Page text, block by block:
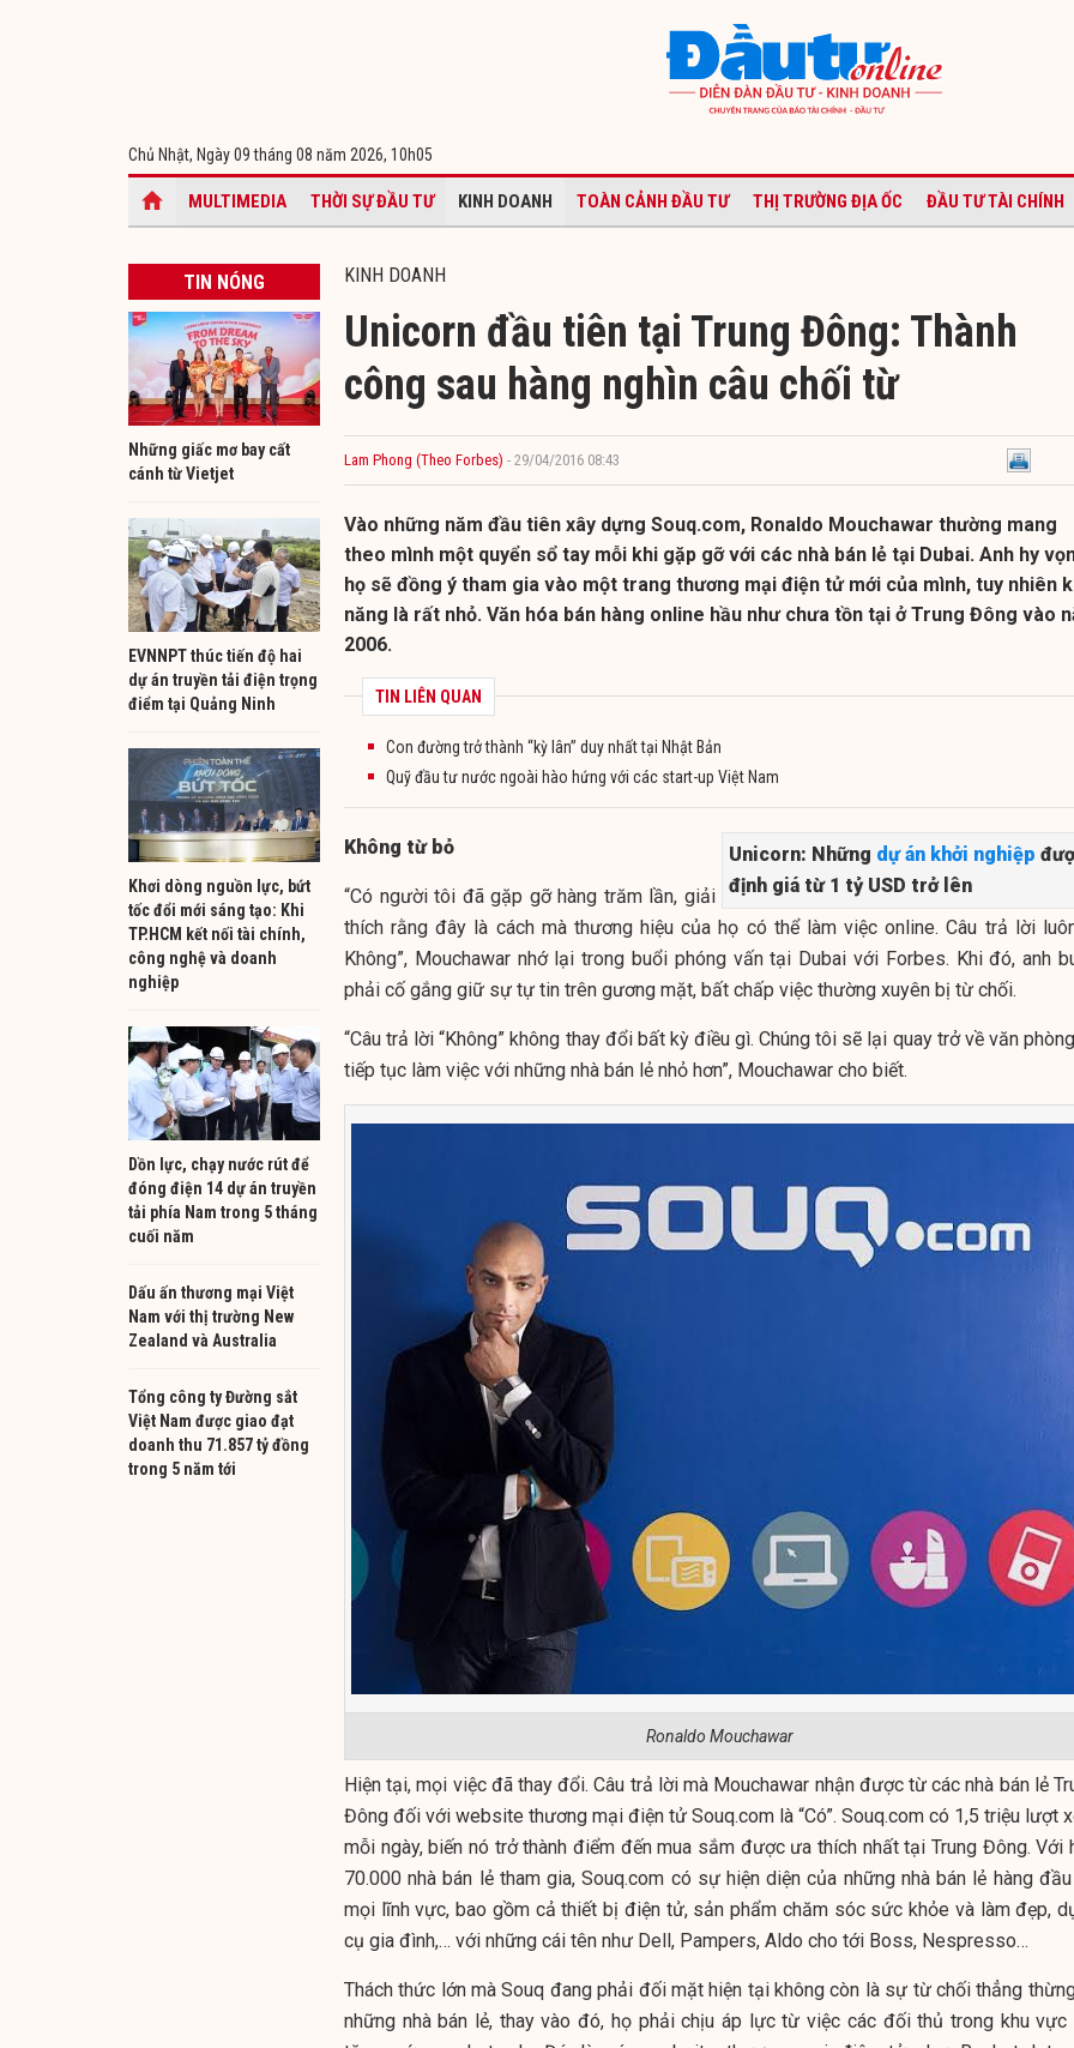
Chủ Nhật, Ngày 09 tháng 08 năm 2026, 10h05
MULTIMEDIA THỜI SỰ ĐẦU TƯ KINH DOANH TOÀN CẢNH ĐẦU TƯ THỊ TRƯỜNG ĐỊA ỐC ĐẦU TƯ TÀI CHÍNH
TIN NÓNG
Những giấc mơ bay cất
cánh từ Vietjet
EVNNPT thúc tiến độ hai
dự án truyền tải điện trọng
điểm tại Quảng Ninh
Khơi dòng nguồn lực, bứt
tốc đổi mới sáng tạo: Khi
TP.HCM kết nối tài chính,
công nghệ và doanh
nghiệp
Dồn lực, chạy nước rút để
đóng điện 14 dự án truyền
tải phía Nam trong 5 tháng
cuối năm
Dấu ấn thương mại Việt
Nam với thị trường New
Zealand và Australia
Tổng công ty Đường sắt
Việt Nam được giao đạt
doanh thu 71.857 tỷ đồng
trong 5 năm tới
KINH DOANH
Unicorn đầu tiên tại Trung Đông: Thành
công sau hàng nghìn câu chối từ
Lam Phong (Theo Forbes) - 29/04/2016 08:43
Vào những năm đầu tiên xây dựng Souq.com, Ronaldo Mouchawar thường mang
theo mình một quyển sổ tay mỗi khi gặp gỡ với các nhà bán lẻ tại Dubai. Anh hy
họ sẽ đồng ý tham gia vào một trang thương mại điện tử mới của mình, tuy nhiên
năng là rất nhỏ. Văn hóa bán hàng online hầu như chưa tồn tại ở Trung Đông vào
2006.
TIN LIÊN QUAN
Con đường trở thành “kỳ lân” duy nhất tại Nhật Bản
Quỹ đầu tư nước ngoài hào hứng với các start-up Việt Nam
Unicorn: Những dự án khởi nghiệp
định giá từ 1 tỷ USD trở lên
Không từ bỏ
“Có người tôi đã gặp gỡ hàng trăm lần, giải
thích rằng đây là cách mà thương hiệu của họ có thể làm việc online. Câu trả lời
Không”, Mouchawar nhớ lại trong buổi phóng vấn tại Dubai với Forbes. Khi đó, anh
phải cố gắng giữ sự tự tin trên gương mặt, bất chấp việc thường xuyên bị từ chối.
“Câu trả lời “Không” không thay đổi bất kỳ điều gì. Chúng tôi sẽ lại quay trở về văn
tiếp tục làm việc với những nhà bán lẻ nhỏ hơn”, Mouchawar cho biết.
Ronaldo Mouchawar
Hiện tại, mọi việc đã thay đổi. Câu trả lời mà Mouchawar nhận được từ các nhà bán lẻ
Đông đối với website thương mại điện tử Souq.com là “Có”. Souq.com có 1,5 triệu lượt
mỗi ngày, biến nó trở thành điểm đến mua sắm được ưa thích nhất tại Trung Đông. Với
70.000 nhà bán lẻ tham gia, Souq.com có sự hiện diện của những nhà bán lẻ hàng
mọi lĩnh vực, bao gồm cả thiết bị điện tử, sản phẩm chăm sóc sức khỏe và làm đẹp,
cụ gia đình,… với những cái tên như Dell, Pampers, Aldo cho tới Boss, Nespresso…
Thách thức lớn mà Souq đang phải đối mặt hiện tại không còn là sự từ chối thẳng
những nhà bán lẻ, thay vào đó, họ phải chịu áp lực từ việc các đối thủ trong khu vực